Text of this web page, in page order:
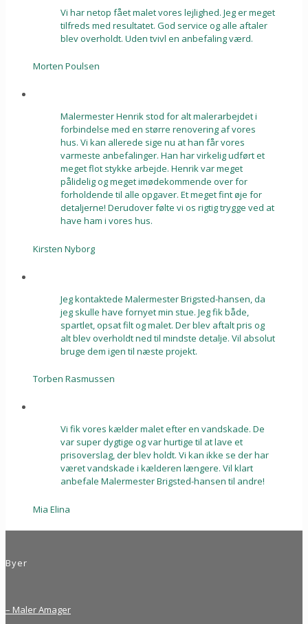
Vi har netop fået malet vores lejlighed. Jeg er meget
tilfreds med resultatet. God service og alle aftaler
blev overholdt. Uden tvivl en anbefaling værd.
Morten Poulsen
Malermester Henrik stod for alt malerarbejdet i
forbindelse med en større renovering af vores
hus. Vi kan allerede sige nu at han får vores
varmeste anbefalinger. Han har virkelig udført et
meget flot stykke arbejde. Henrik var meget
pålidelig og meget imødekommende over for
forholdende til alle opgaver. Et meget fint øje for
detaljerne! Derudover følte vi os rigtig trygge ved at
have ham i vores hus.
Kirsten Nyborg
Jeg kontaktede Malermester Brigsted-hansen, da
jeg skulle have fornyet min stue. Jeg fik både,
spartlet, opsat filt og malet. Der blev aftalt pris og
alt blev overholdt ned til mindste detalje. Vil absolut
bruge dem igen til næste projekt.
Torben Rasmussen
Vi fik vores kælder malet efter en vandskade. De
var super dygtige og var hurtige til at lave et
prisoverslag, der blev holdt. Vi kan ikke se der har
været vandskade i kælderen længere. Vil klart
anbefale Malermester Brigsted-hansen til andre!
Mia Elina
Byer
– Maler Amager